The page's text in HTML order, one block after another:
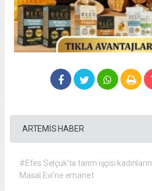
ARTEMİS HABER
#Efes Selçuk’ta tarım işçisi
Masal Evi’ne emanet